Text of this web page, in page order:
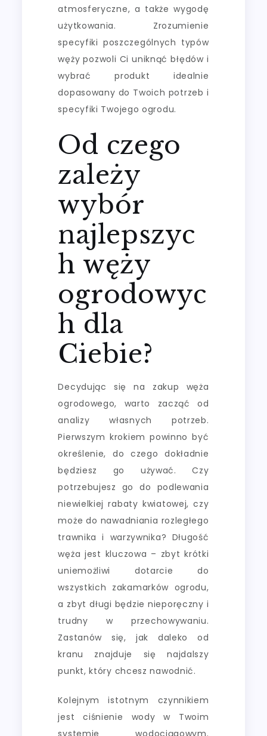
atmosferyczne, a także wygodę
użytkowania. Zrozumienie
specyfiki poszczególnych typów
węży pozwoli Ci uniknąć błędów i
wybrać produkt idealnie
dopasowany do Twoich potrzeb i
specyfiki Twojego ogrodu.
Od czego
zależy
wybór
najlepszyc
h węży
ogrodowyc
h dla
Ciebie?
Decydując się na zakup węża
ogrodowego, warto zacząć od
analizy własnych potrzeb.
Pierwszym krokiem powinno być
określenie, do czego dokładnie
będziesz go używać. Czy
potrzebujesz go do podlewania
niewielkiej rabaty kwiatowej, czy
może do nawadniania rozległego
trawnika i warzywnika? Długość
węża jest kluczowa – zbyt krótki
uniemożliwi dotarcie do
wszystkich zakamarków ogrodu,
a zbyt długi będzie nieporęczny i
trudny w przechowywaniu.
Zastanów się, jak daleko od
kranu znajduje się najdalszy
punkt, który chcesz nawodnić.
Kolejnym istotnym czynnikiem
jest ciśnienie wody w Twoim
systemie wodociągowym.